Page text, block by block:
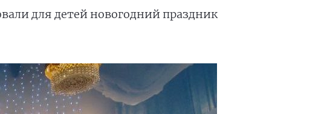
для детей новогодний праздник